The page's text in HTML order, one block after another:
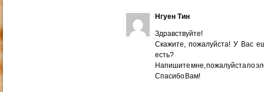
Нгуен Тин
Здравствуйте!
Скажите, пожалуйста! У Вас
есть?
Напишите мне, пожалуйста по
Cпасибо Вам!